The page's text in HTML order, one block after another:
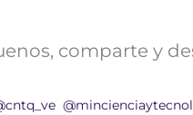
comparte y